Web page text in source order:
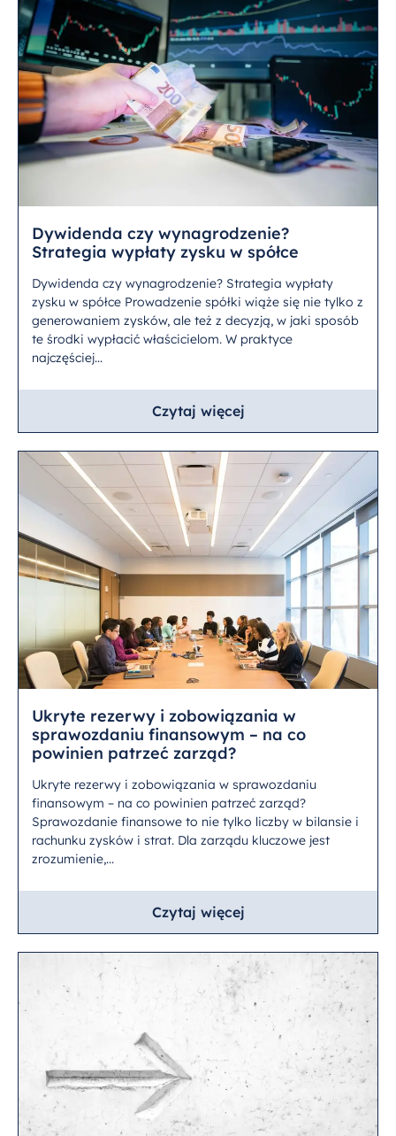
Dywidenda czy wynagrodzenie?
Strategia wypłaty zysku w spółce
Dywidenda czy wynagrodzenie? Strategia wypłaty
zysku w spółce Prowadzenie spółki wiąże się nie tylko z
generowaniem zysków, ale też z decyzją, w jaki sposób
te środki wypłacić właścicielom. W praktyce
najczęściej...
Czytaj więcej
Ukryte rezerwy i zobowiązania w
sprawozdaniu finansowym – na co
powinien patrzeć zarząd?
Ukryte rezerwy i zobowiązania w sprawozdaniu
finansowym – na co powinien patrzeć zarząd?
Sprawozdanie finansowe to nie tylko liczby w bilansie i
rachunku zysków i strat. Dla zarządu kluczowe jest
zrozumienie,...
Czytaj więcej